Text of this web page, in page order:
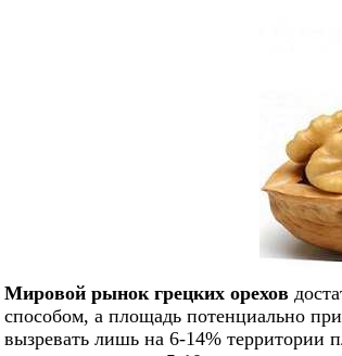
Мировой рынок грецких орехов
способом, а площадь потенциально
вызревать лишь на 6-14% территории